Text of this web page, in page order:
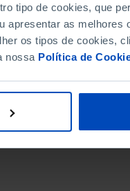
tipo de cookies, que
apresentar as melhores
os tipos de cookies,
nossa Política de